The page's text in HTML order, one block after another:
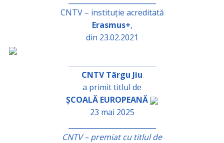
CNTV – instituție acreditată
Erasmus+,
din 23.02.2021
CNTV Târgu Jiu
a primit titlul de
ȘCOALĂ EUROPEANĂ
23 mai 2025
CNTV – premiat cu titlul de